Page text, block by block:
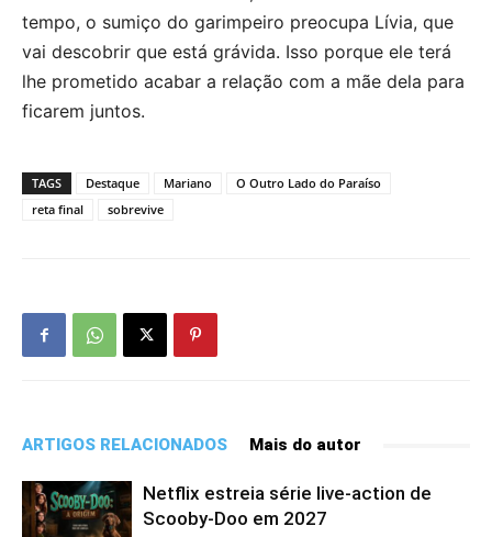
tempo, o sumiço do garimpeiro preocupa Lívia, que
vai descobrir que está grávida. Isso porque ele terá
lhe prometido acabar a relação com a mãe dela para
ficarem juntos.
TAGS Destaque Mariano
O Outro Lado do Paraíso
reta final
sobrevive
ARTIGOS RELACIONADOS Mais do autor
Netflix estreia série live-action de
Scooby-Doo em 2027